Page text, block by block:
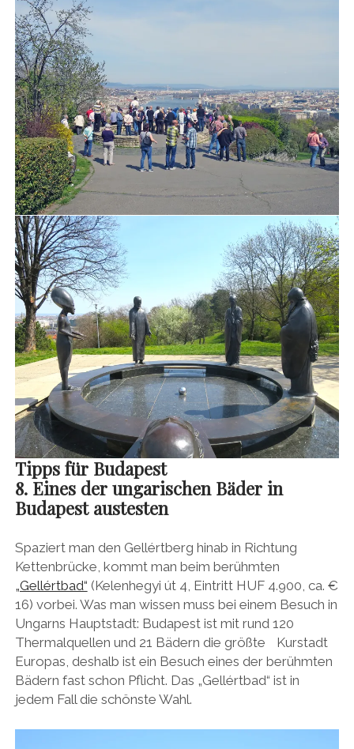
Tipps für Budapest
8. Eines der ungarischen Bäder in
Budapest austesten
Spaziert man den Gellértberg hinab in Richtung
Kettenbrücke, kommt man beim berühmten
„Gellértbad“ (Kelenhegyi út 4, Eintritt HUF 4.900, ca. €
16) vorbei. Was man wissen muss bei einem Besuch in
Ungarns Hauptstadt: Budapest ist mit rund 120
Thermalquellen und 21 Bädern die größte Kurstadt
Europas, deshalb ist ein Besuch eines der berühmten
Bädern fast schon Pflicht. Das „Gellértbad“ ist in
jedem Fall die schönste Wahl.